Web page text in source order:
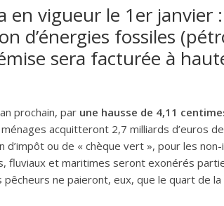
en vigueur le 1er janvier
d’énergies fossiles
sera facturée à
prochain, par une hausse de 4,11
acquitteront 2,7 milliards d’euros
ou de « chèque vert », pour les
fluviaux et maritimes seront exonérés
ne paieront, eux, que le quart de la